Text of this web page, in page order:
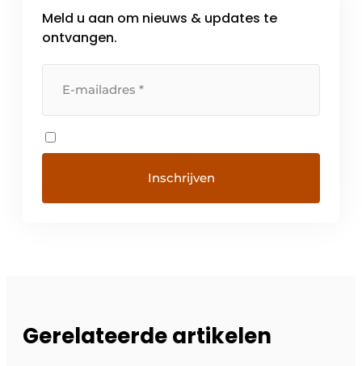
Meld u aan om nieuws & updates te
ontvangen.
Gerelateerde artikelen